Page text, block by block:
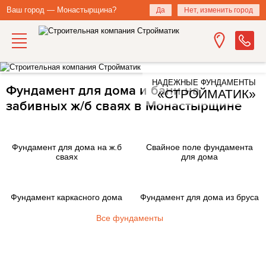
Ваш город — Монастырщина? Да Нет, изменить город
НАДЕЖНЫЕ ФУНДАМЕНТЫ
«СТРОЙМАТИК»
Фундамент для дома и бани на
забивных ж/б сваях в Монастырщине
Фундамент для дома на ж.б
сваях
Свайное поле фундамента
для дома
Фундамент каркасного дома Фундамент для дома из бруса
Все фундаменты